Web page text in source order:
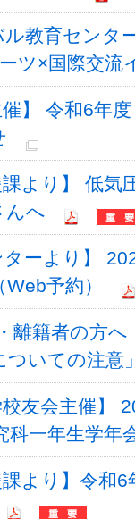
ル教育センタ
ツ×国際交流
催】 令和6年
課より】 低
んへ
ターより】
予約）
離籍者の方
ついての注意
校友会主催】
科一年生学年
課より】令和